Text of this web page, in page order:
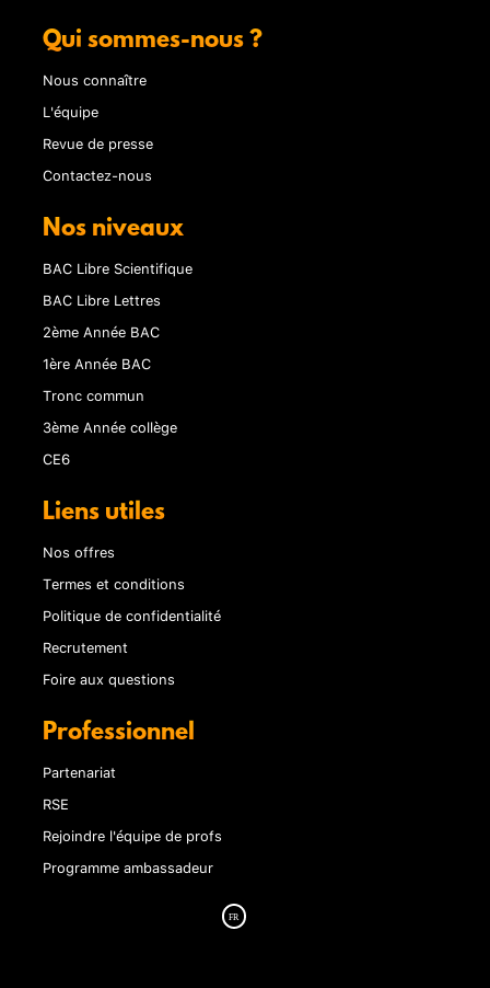
Qui sommes-nous ?
Nous connaître
L'équipe
Revue de presse
Contactez-nous
Nos niveaux
BAC Libre Scientifique
BAC Libre Lettres
2ème Année BAC
1ère Année BAC
Tronc commun
3ème Année collège
CE6
Liens utiles
Nos offres
Termes et conditions
Politique de confidentialité
Recrutement
Foire aux questions
Professionnel
Partenariat
RSE
Rejoindre l'équipe de profs
Programme ambassadeur